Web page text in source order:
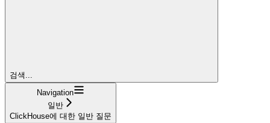
검색...
Navigation
일반
ClickHouse에 대한 일반 질문